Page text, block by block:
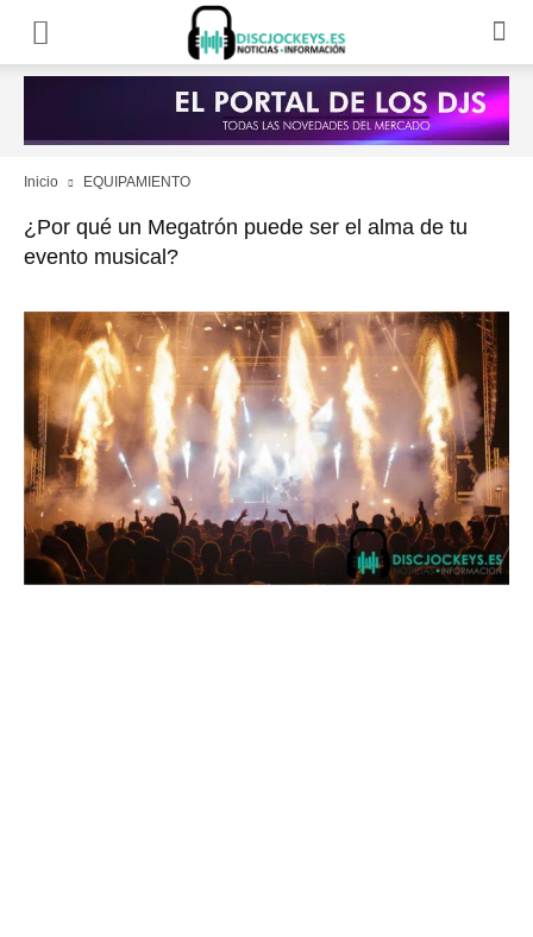
Inicio EQUIPAMIENTO
¿Por qué un Megatrón puede ser el alma de tu
evento musical?